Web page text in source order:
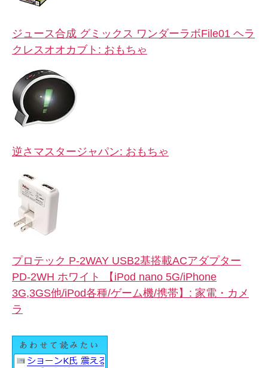
ジュース合成 グミックス ワンダーラボFile01 ヘラ
クレスオオカブト: おもちゃ
逆さマスタージャパン: おもちゃ
プロテック P-2WAY USB2基搭載ACアダプター
PD-2WH ホワイト 【iPod nano 5G/iPhone
3G,3GS他/iPod各種/ゲーム機/携帯】: 家電・カメ
ラ